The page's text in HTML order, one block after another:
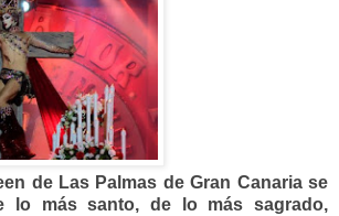
de Las Palmas de Gran Canaria se
lo más santo, de lo más sagrado,